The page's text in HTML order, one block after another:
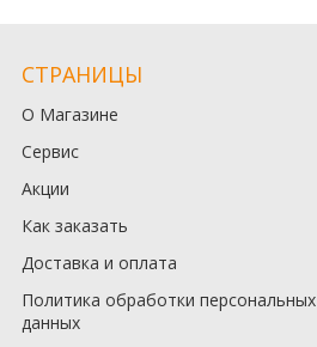
СТРАНИЦЫ
О Магазине
Сервис
Акции
Как заказать
Доставка и оплата
Политика обработки персональных
данных